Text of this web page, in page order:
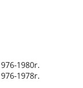
1980r.
1978r.